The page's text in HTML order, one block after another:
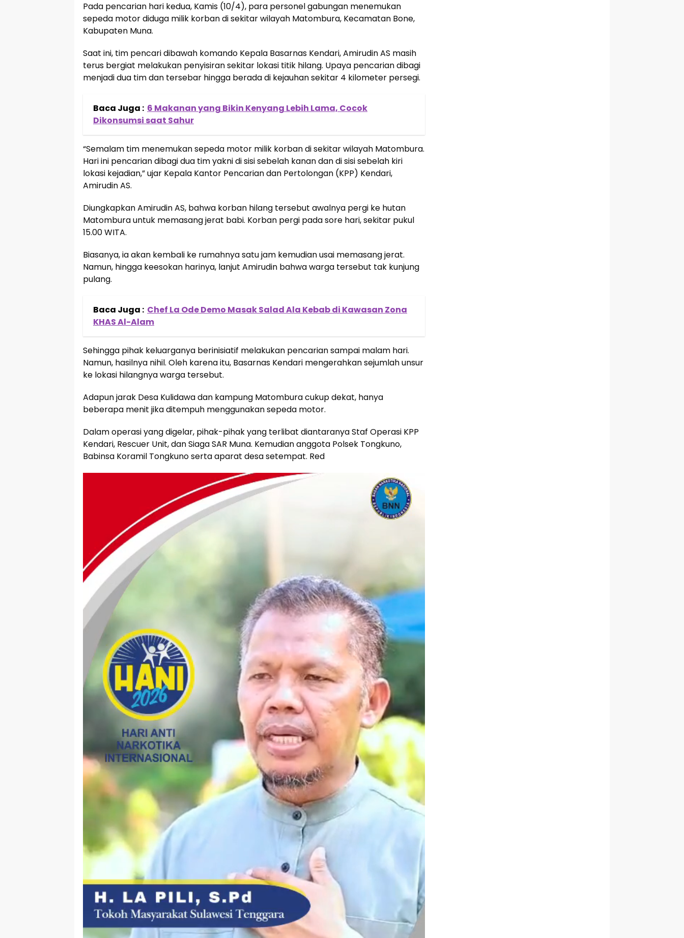
Pada pencarian hari kedua, Kamis (10/4), para personel gabungan menemukan
sepeda motor diduga milik korban di sekitar wilayah Matombura, Kecamatan Bone,
Kabupaten Muna.
Saat ini, tim pencari dibawah komando Kepala Basarnas Kendari, Amirudin AS masih
terus bergiat melakukan penyisiran sekitar lokasi titik hilang. Upaya pencarian dibagi
menjadi dua tim dan tersebar hingga berada di kejauhan sekitar 4 kilometer persegi.
Baca Juga : 6 Makanan yang Bikin Kenyang Lebih Lama, Cocok
Dikonsumsi saat Sahur
“Semalam tim menemukan sepeda motor milik korban di sekitar wilayah Matombura.
Hari ini pencarian dibagi dua tim yakni di sisi sebelah kanan dan di sisi sebelah kiri
lokasi kejadian,” ujar Kepala Kantor Pencarian dan Pertolongan (KPP) Kendari,
Amirudin AS.
Diungkapkan Amirudin AS, bahwa korban hilang tersebut awalnya pergi ke hutan
Matombura untuk memasang jerat babi. Korban pergi pada sore hari, sekitar pukul
15.00 WITA.
Biasanya, ia akan kembali ke rumahnya satu jam kemudian usai memasang jerat.
Namun, hingga keesokan harinya, lanjut Amirudin bahwa warga tersebut tak kunjung
pulang.
Baca Juga : Chef La Ode Demo Masak Salad Ala Kebab di Kawasan Zona
KHAS Al-Alam
Sehingga pihak keluarganya berinisiatif melakukan pencarian sampai malam hari.
Namun, hasilnya nihil. Oleh karena itu, Basarnas Kendari mengerahkan sejumlah unsur
ke lokasi hilangnya warga tersebut.
Adapun jarak Desa Kulidawa dan kampung Matombura cukup dekat, hanya
beberapa menit jika ditempuh menggunakan sepeda motor.
Dalam operasi yang digelar, pihak-pihak yang terlibat diantaranya Staf Operasi KPP
Kendari, Rescuer Unit, dan Siaga SAR Muna. Kemudian anggota Polsek Tongkuno,
Babinsa Koramil Tongkuno serta aparat desa setempat. Red